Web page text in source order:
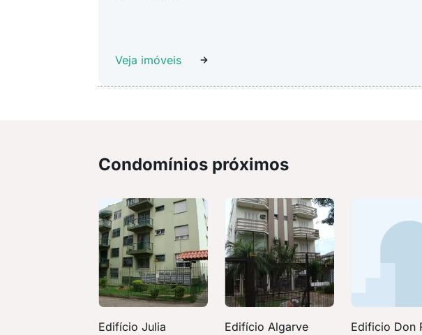
Veja imóveis
Condomínios próximos
Edifício Julia Edifício Algarve Edificio Don